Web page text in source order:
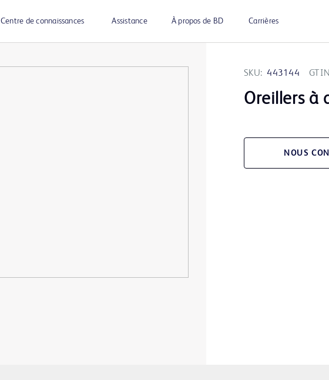
Centre de connaissances Assistance À propos de BD Carrières
SKU: 443144
Oreillers à
NOUS